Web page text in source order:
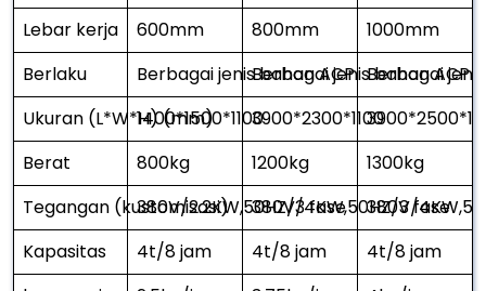
Lebar kerja
600mm 800mm
1000mm
Berlaku
Berbagai jenis bahan ACPBerbagai jenis bahan ACP
Berbagai
Ukuran (L*W*H) (mm)
1400*1500*11003900*2300*1100
Berat
800kg 1200kg
1300kg
Tegangan (kustomisasi)380V/2.2KW,50HZ/3 fase380V/4KW,50HZ/3 fase
380V/
Kapasitas
4t/8 jam 4t/8 jam
4t/8 jam